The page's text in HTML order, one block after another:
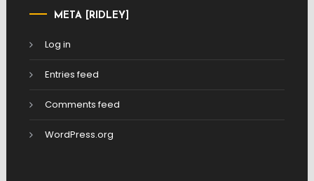
META [RIDLEY]
Log in
Entries feed
Comments feed
WordPress.org